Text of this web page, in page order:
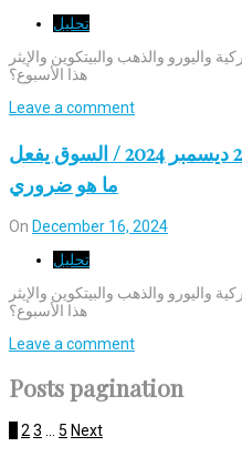
تحليل
واليورو والذهب والبيتكوين والإيثر
هذا الأسبوع؟
Leave a comment
التحليل الفني الأسبوعي 16 – 20 ديسمبر 2024 / السوق يفعل
ما هو ضروري
On December 16, 2024
تحليل
واليورو والذهب والبيتكوين والإيثر
هذا الأسبوع؟
Leave a comment
Posts pagination
23 … 5 Next